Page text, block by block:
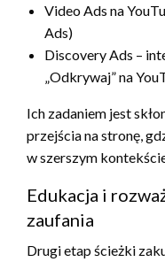
Video Ads na
Ads)
Discovery Ads –
„Odkrywaj” na
Ich zadaniem jest
przejścia na stronę,
w szerszym
Edukacja i
zaufania
Drugi etap ścieżki